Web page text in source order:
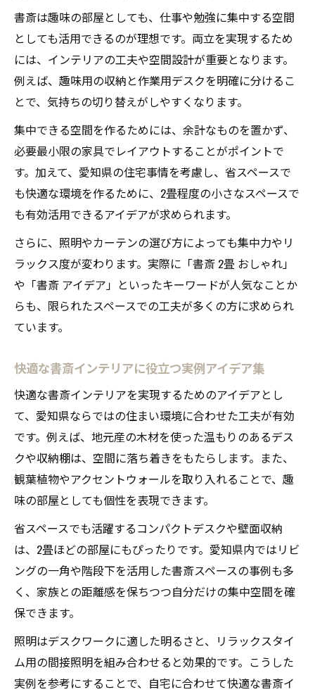
書斎を趣味の部屋に変えるインテリア選び
趣味に没頭できる書斎空間づくりの工夫
趣味と書斎を融合させる快適なレイアウト
術
書斎インテリアで趣味時間がもっと充実す
る方法
趣味部屋として書斎を活用する収納のポイ
ント
集中力が高まる書斎インテリアの秘訣
集中できる書斎インテリアの配置と照明術
書斎で集中力を高める家具選びと工夫
書斎インテリアで静かな空間を演出する方
法
おしゃれな2畳書斎に挑戦したい方へ
2畳書斎をおしゃれに仕上げるインテリア術
狭い空間でも快適な書斎を作るレイアウト
方法
おしゃれな2畳書斎実現に役立つ収納アイデ
ア
2畳書斎におすすめのインテリアアイテム
書斎づくりで集中空間を手に入れる方法
集中できる書斎を作るインテリア設計のコ
ツ
書斎づくりで集中力を高める家具選びとは
書斎の集中空間を実現するレイアウト方法
書斎は趣味の部屋としても、仕事や勉強に集中する空間
としても活用できるのが理想です。両立を実現するため
には、インテリアの工夫や空間設計が重要となります。
例えば、趣味用の収納と作業用デスクを明確に分けるこ
とで、気持ちの切り替えがしやすくなります。
集中できる空間を作るためには、余計なものを置かず、
必要最小限の家具でレイアウトすることがポイントで
す。加えて、愛知県の住宅事情を考慮し、省スペースで
も快適な環境を作るために、2畳程度の小さなスペースで
も有効活用できるアイデアが求められます。
さらに、照明やカーテンの選び方によっても集中力やリ
ラックス度が変わります。実際に「書斎 2畳 おしゃれ」
や「書斎 アイデア」といったキーワードが人気なことか
らも、限られたスペースでの工夫が多くの方に求められ
ています。
快適な書斎インテリアに役立つ実例アイデア集
快適な書斎インテリアを実現するためのアイデアとし
て、愛知県ならではの住まい環境に合わせた工夫が有効
です。例えば、地元産の木材を使った温もりのあるデス
クや収納棚は、空間に落ち着きをもたらします。また、
観葉植物やアクセントウォールを取り入れることで、趣
味の部屋としても個性を表現できます。
省スペースでも活躍するコンパクトデスクや壁面収納
は、2畳ほどの部屋にもぴったりです。愛知県内ではリビ
ングの一角や階段下を活用した書斎スペースの事例も多
く、家族との距離感を保ちつつ自分だけの集中空間を確
保できます。
照明はデスクワークに適した明るさと、リラックスタイ
ム用の間接照明を組み合わせると効果的です。こうした
実例を参考にすることで、自宅に合わせて快適な書斎イ